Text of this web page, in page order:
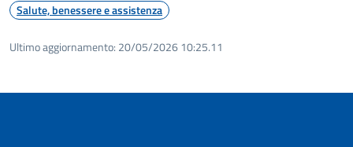
Salute, benessere e assistenza
Ultimo aggiornamento: 20/05/2026 10:25.11